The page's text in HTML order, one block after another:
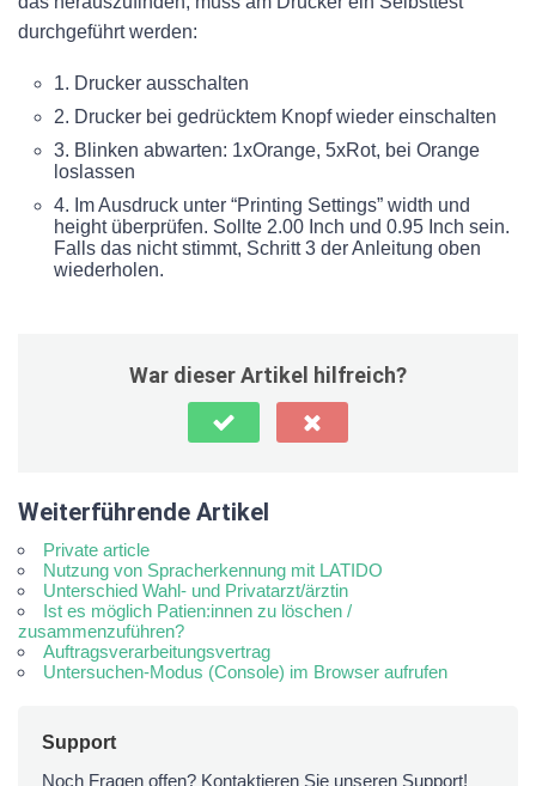
durchgeführt werden:
1. Drucker ausschalten
2. Drucker bei gedrücktem Knopf wieder einschalten
3. Blinken abwarten: 1xOrange, 5xRot, bei Orange
loslassen
4. Im Ausdruck unter “Printing Settings” width und
height überprüfen. Sollte 2.00 Inch und 0.95 Inch sein.
Falls das nicht stimmt, Schritt 3 der Anleitung oben
wiederholen.
War dieser Artikel hilfreich?
Weiterführende Artikel
Private article
Nutzung von Spracherkennung mit LATIDO
Unterschied Wahl- und Privatarzt/ärztin
Ist es möglich Patien:innen zu löschen /
zusammenzuführen?
Auftragsverarbeitungsvertrag
Untersuchen-Modus (Console) im Browser aufrufen
Support
Noch Fragen offen? Kontaktieren Sie unseren Support!